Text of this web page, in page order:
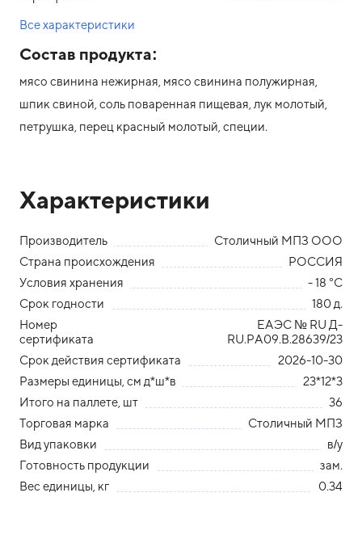
Все характеристики
Состав продукта:
мясо свинина нежирная, мясо свинина полужирная,
шпик свиной, соль поваренная пищевая, лук молотый,
петрушка, перец красный молотый, специи.
Характеристики
Производитель
Столичный МПЗ ООО
Страна происхождения
РОССИЯ
Условия хранения
- 18 °С
Срок годности
180 д.
Номер
сертификата
ЕАЭС № RU Д-
RU.РА09.В.28639/23
Срок действия сертификата
2026-10-30
Размеры единицы, см д*ш*в
23*12*3
Итого на паллете, шт
36
Торговая марка
Столичный МПЗ
Вид упаковки
в/у
Готовность продукции
зам.
Вес единицы, кг
0.34